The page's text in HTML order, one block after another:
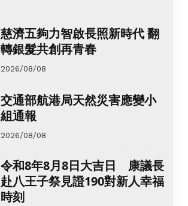
慈濟五夠力智啟長照新時代 翻
轉銀髮共創再青春
2026/08/08
交通部航港局天然災害應變小
組通報
2026/08/08
令和8年8月8日大吉日 康議長
赴八王子祭見證190對新人幸福
時刻